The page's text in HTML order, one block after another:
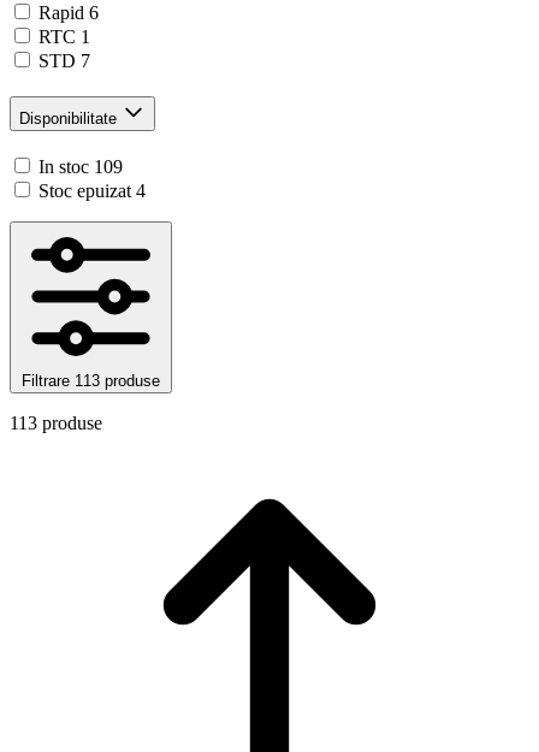
Rapid 6
RTC 1
STD 7
Disponibilitate
In stoc 109
Stoc epuizat 4
Filtrare 113 produse
113 produse